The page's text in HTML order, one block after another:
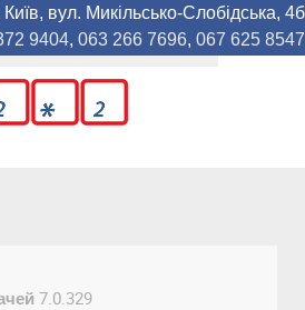
вул. Микільсько-Слобідська, 4б
9404, 063 266 7696, 067 625 8547
7.0.329